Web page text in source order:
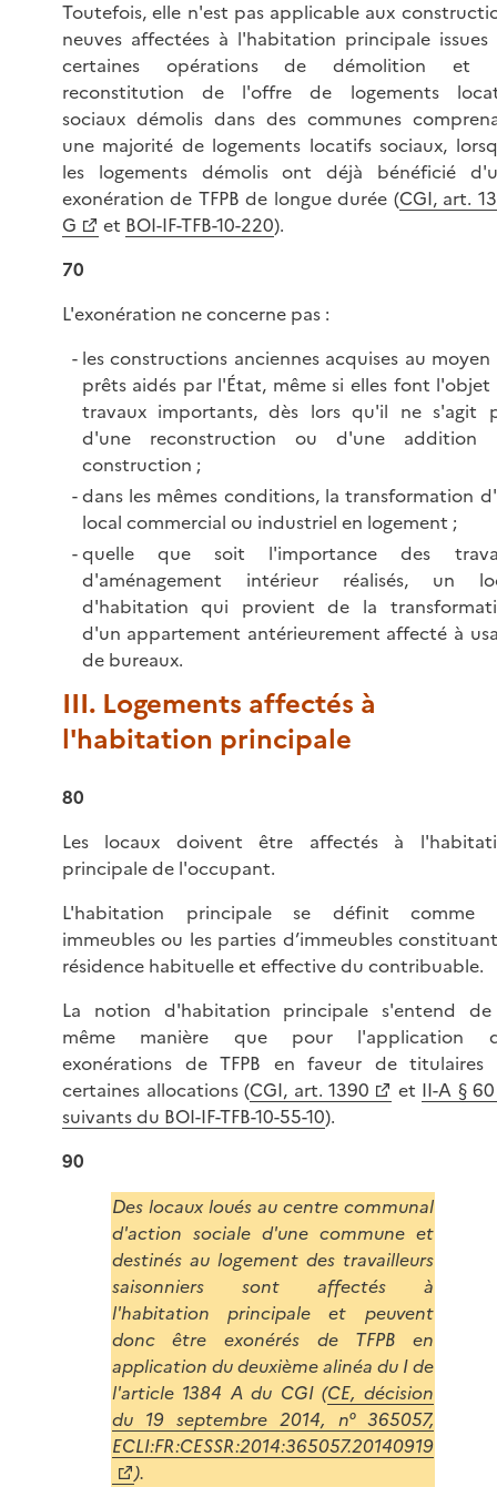
Toutefois, elle n'est pas applicable aux
neuves affectées à l'habitation principale issues
certaines opérations de démolition et
reconstitution de l'offre de logements
sociaux démolis dans des communes
une majorité de logements locatifs sociaux,
les logements démolis ont déjà bénéficié
exonération de TFPB de longue durée (CGI, art.
G
et BOI-IF-TFB-10-220).
70
L'exonération ne concerne pas :
les constructions anciennes acquises au moyen
prêts aidés par l'État, même si elles font l'objet
travaux importants, dès lors qu'il ne s'agit
d'une reconstruction ou d'une addition
construction ;
dans les mêmes conditions, la transformation
local commercial ou industriel en logement ;
quelle que soit l'importance des
d'aménagement intérieur réalisés, un
d'habitation qui provient de la
d'un appartement antérieurement affecté à
de bureaux.
III. Logements affectés à
l'habitation principale
80
Les locaux doivent être affectés à
principale de l'occupant.
L'habitation principale se définit comme
immeubles ou les parties d’immeubles
résidence habituelle et effective du contribuable.
La notion d'habitation principale s'entend
même manière que pour l'application
exonérations de TFPB en faveur de titulaires
certaines allocations (CGI, art. 1390 et II-A §
suivants du BOI-IF-TFB-10-55-10).
90
Des locaux loués au centre communal
d'action sociale d'une commune et
destinés au logement des travailleurs
saisonniers sont affectés à
l'habitation principale et peuvent
donc être exonérés de TFPB en
application du deuxième alinéa du I de
l'article 1384 A du CGI (CE, décision
du 19 septembre 2014, n° 365057,
ECLI:FR:CESSR:2014:365057.20140919
).